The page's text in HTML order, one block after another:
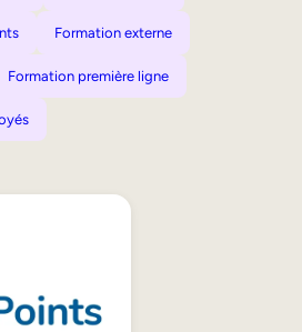
Formation externe
Formation première ligne